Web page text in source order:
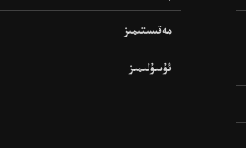
مەقسىتىمىز
ئۇسۇلىمىز